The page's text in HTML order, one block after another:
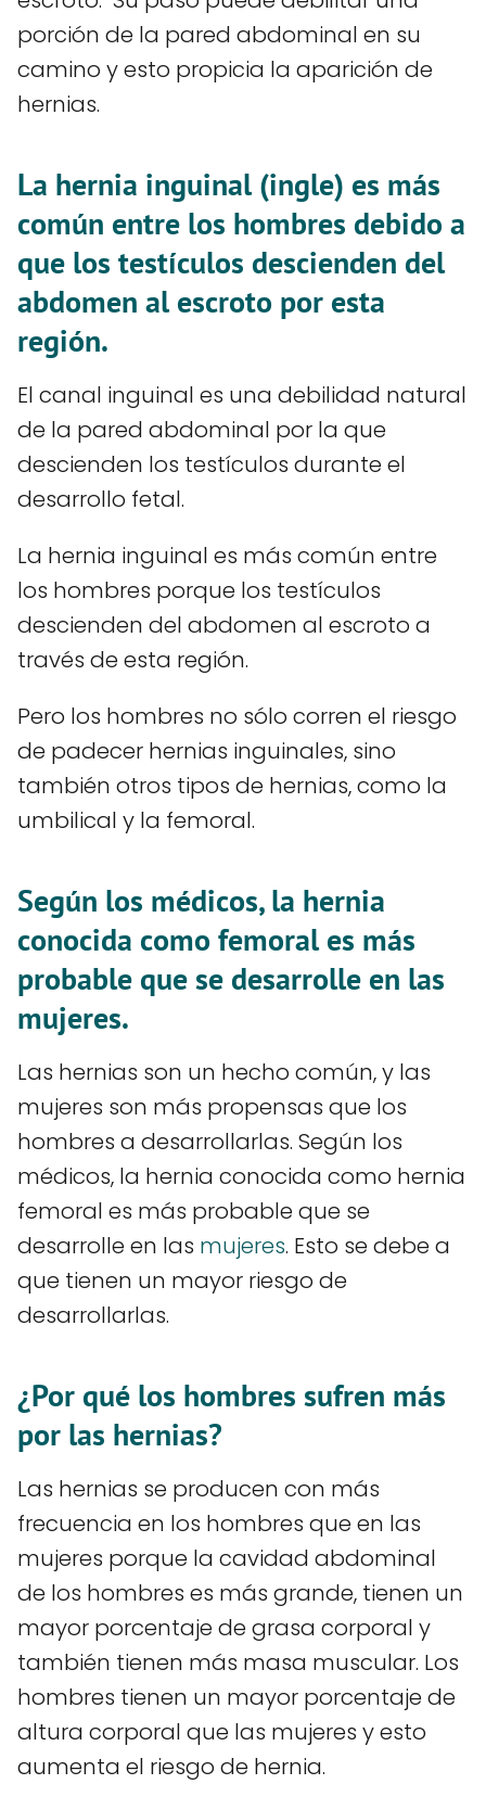
porción de la pared abdominal en su
camino y esto propicia la aparición de
hernias.
La hernia inguinal (ingle) es más
común entre los hombres debido a
que los testículos descienden del
abdomen al escroto por esta
región.
El canal inguinal es una debilidad natural
de la pared abdominal por la que
descienden los testículos durante el
desarrollo fetal.
La hernia inguinal es más común entre
los hombres porque los testículos
descienden del abdomen al escroto a
través de esta región.
Pero los hombres no sólo corren el riesgo
de padecer hernias inguinales, sino
también otros tipos de hernias, como la
umbilical y la femoral.
Según los médicos, la hernia
conocida como femoral es más
probable que se desarrolle en las
mujeres.
Las hernias son un hecho común, y las
mujeres son más propensas que los
hombres a desarrollarlas. Según los
médicos, la hernia conocida como hernia
femoral es más probable que se
desarrolle en las mujeres. Esto se debe a
que tienen un mayor riesgo de
desarrollarlas.
¿Por qué los hombres sufren más
por las hernias?
Las hernias se producen con más
frecuencia en los hombres que en las
mujeres porque la cavidad abdominal
de los hombres es más grande, tienen un
mayor porcentaje de grasa corporal y
también tienen más masa muscular. Los
hombres tienen un mayor porcentaje de
altura corporal que las mujeres y esto
aumenta el riesgo de hernia.